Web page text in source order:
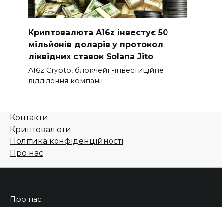
Криптовалюта A16z інвестує 50
мільйонів доларів у протокол
ліквідних ставок Solana Jito
A16z Crypto, блокчейн-інвестиційне
відділення компанії
Контакти
Криптовалюти
Політика конфіденційності
Про нас
Про нас